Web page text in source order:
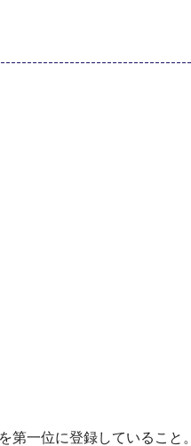
第一位に登録していること。